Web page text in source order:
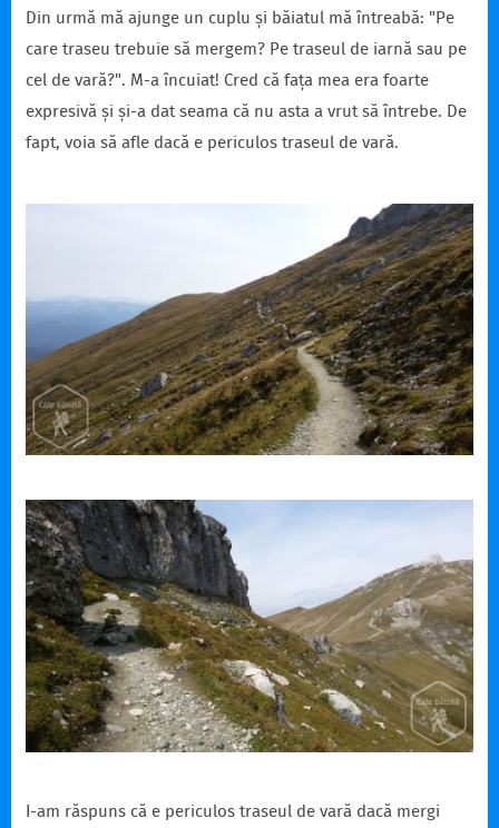
Din urmă mă ajunge un cuplu și băiatul mă întreabă: "Pe
care traseu trebuie să mergem? Pe traseul de iarnă sau pe
cel de vară?". M-a încuiat! Cred că fața mea era foarte
expresivă și și-a dat seama că nu asta a vrut să întrebe. De
fapt, voia să afle dacă e periculos traseul de vară.
I-am răspuns că e periculos traseul de vară dacă mergi